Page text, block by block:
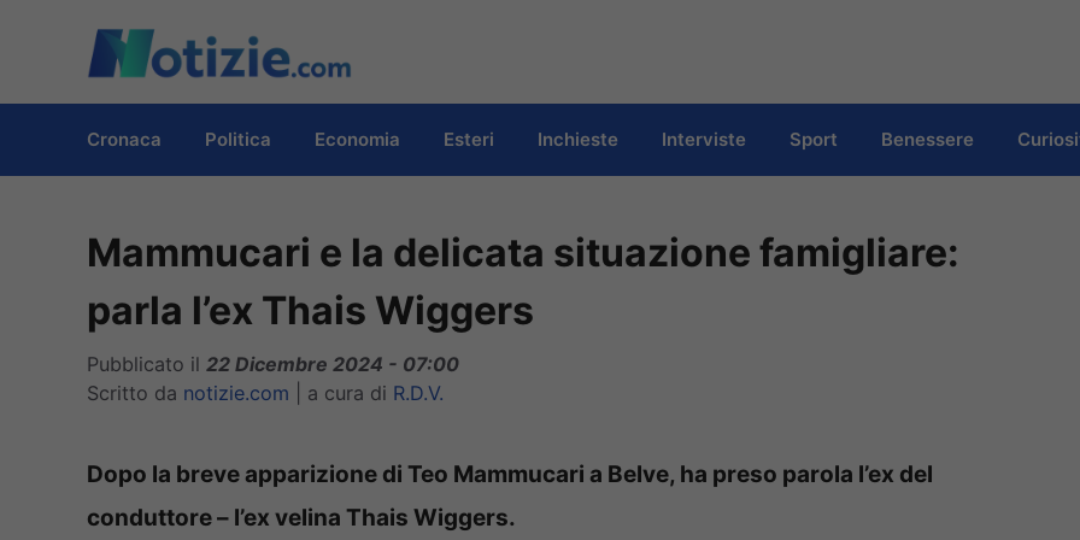
contenuto
Cronaca Politica Economia Esteri Inchieste Interviste Sport Benessere
Mammucari e la delicata situazione famigliare:
parla l’ex Thais Wiggers
Pubblicato il 22 Dicembre 2024 - 07:00
Scritto da notizie.com a cura di R.D.V.
Dopo la breve apparizione di Teo Mammucari a Belve, ha preso parola l’ex del
conduttore – l’ex velina Thais Wiggers.